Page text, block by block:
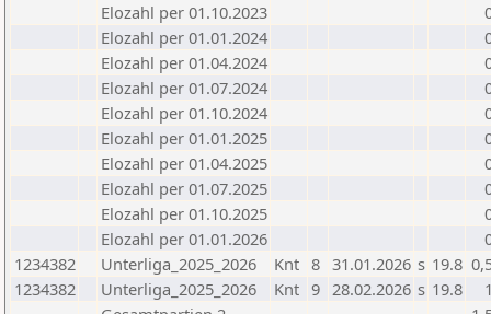
Elozahl per 01.10.2023
Elozahl per 01.01.2024
Elozahl per 01.04.2024
Elozahl per 01.07.2024
Elozahl per 01.10.2024
Elozahl per 01.01.2025
Elozahl per 01.04.2025
Elozahl per 01.07.2025
Elozahl per 01.10.2025
Elozahl per 01.01.2026
1234382
Unterliga_2025_2026 Knt 8 31.01.2026 s 19.8
1234382
Unterliga_2025_2026 Knt 9 28.02.2026 s 19.8